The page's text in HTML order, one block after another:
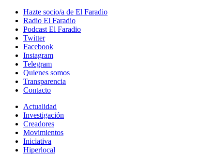
Hazte socio/a de El Faradio
Radio El Faradio
Podcast El Faradio
Twitter
Facebook
Instagram
Telegram
Quienes somos
Transparencia
Contacto
Actualidad
Investigación
Creadores
Movimientos
Iniciativa
Hiperlocal